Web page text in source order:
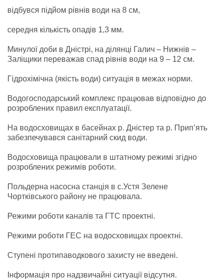
відбувся підйом рівнів води на 8 см,
середня кількість опадів 1,3 мм.
Минулої доби в Дністрі, на ділянці Галич – Нижнів –
Заліщики переважав спад рівнів води на 9 – 12 см.
Гідрохімічна (якість води) ситуація в межах норми.
Водогосподарський комплекс працював відповідно до
розроблених правил експлуатації.
На водосховищах в басейнах р. Дністер та р. Прип’ять
забезпечувався санітарний скид води.
Водосховища працювали в штатному режимі згідно
розроблених режимів роботи.
Польдерна насосна станція в с.Устя Зелене
Чортківського району не працювала.
Режими роботи каналів та ГТС проектні.
Режими роботи ГЕС на водосховищах проектні.
Ступені протипаводкового захисту не введені.
Інформація про надзвичайні ситуації відсутня.